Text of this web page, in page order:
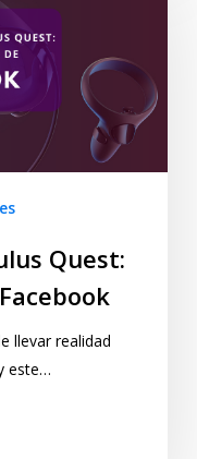
Quest:
llevar realidad
este…